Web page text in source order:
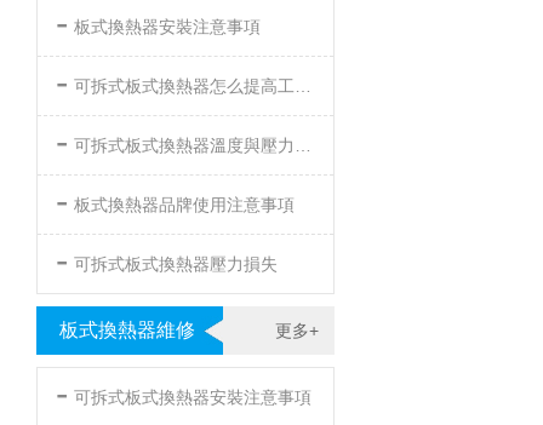
- 板式換熱器安裝注意事項
- 可拆式板式換熱器怎么提高工作效率
- 可拆式板式換熱器溫度與壓力的要求
- 板式換熱器品牌使用注意事項
- 可拆式板式換熱器壓力損失
更多+
板式換熱器維修
- 可拆式板式換熱器安裝注意事項